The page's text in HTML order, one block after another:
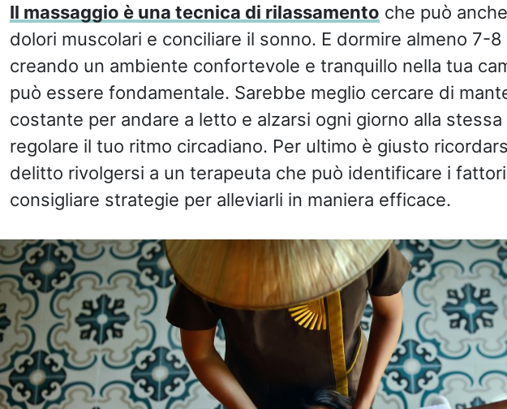
Il massaggio è una tecnica di rilassamento che può
dolori muscolari e conciliare il sonno. E dormire almeno 7-
creando un ambiente confortevole e tranquillo nella tua
può essere fondamentale. Sarebbe meglio cercare di
costante per andare a letto e alzarsi ogni giorno alla stessa
regolare il tuo ritmo circadiano. Per ultimo è giusto
delitto rivolgersi a un terapeuta che può identificare i
consigliare strategie per alleviarli in maniera efficace.